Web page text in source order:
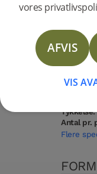
vores
AFVIS
VIS
Træsort
Gulvtype:
Tykkelse:
Antal pr.
Flere